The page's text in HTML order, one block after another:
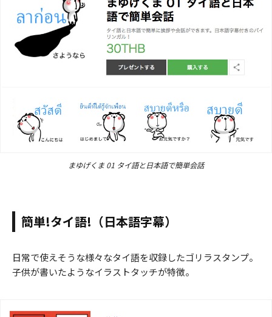
まゆげくま 01 タイ語と日本語で簡単会話
簡単!タイ語!（日本語字幕）
日常で使えそうな様々なタイ語を収録したゴリラスタンプ。
子供が書いたようなイラストタッチが特徴。